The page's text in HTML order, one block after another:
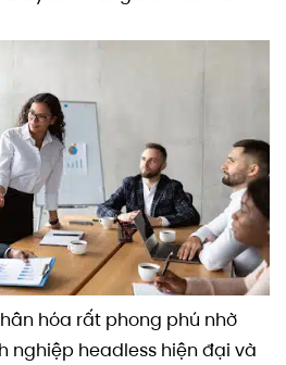
hóa rất phong phú nhờ
nghiệp headless hiện đại và